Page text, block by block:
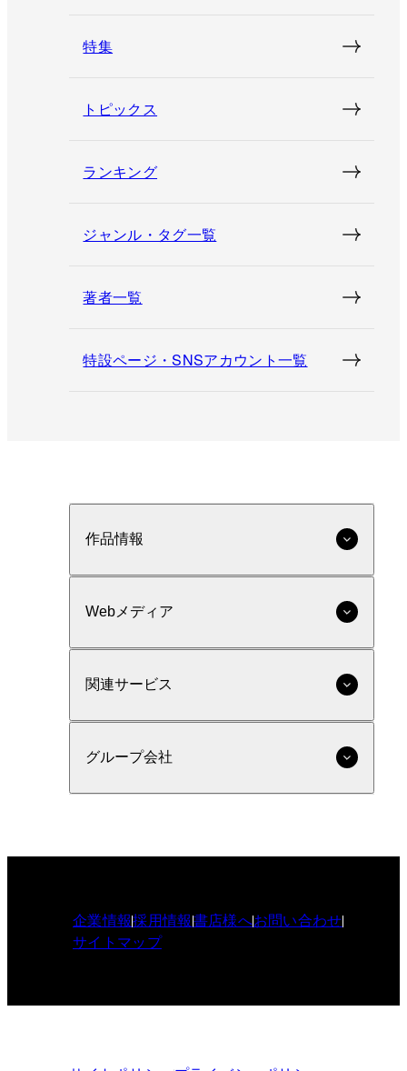
特集
トピックス
ランキング
ジャンル・タグ一覧
著者一覧
特設ページ・SNSアカウント一覧
作品情報
Webメディア
関連サービス
グループ会社
企業情報採用情報書店様へお問い合わせ
サイトマップ